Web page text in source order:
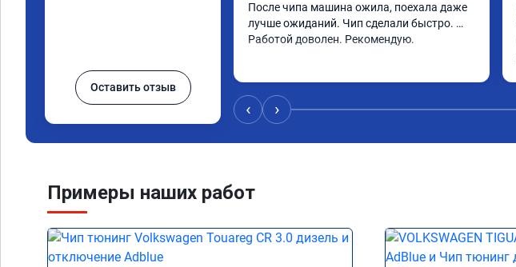
Оставить отзыв
После чипа машина ожила, поехала даже
лучше ожиданий. Чип сделали быстро.
Работой доволен. Рекомендую.
‹ ›
Примеры наших работ